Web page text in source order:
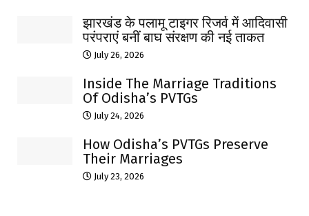
झारखंड के पलामू टाइगर रिजर्व में आदिवासी
परंपराएं बनीं बाघ संरक्षण की नई ताकत
July 26, 2026
Inside The Marriage Traditions
Of Odisha’s PVTGs
July 24, 2026
How Odisha’s PVTGs Preserve
Their Marriages
July 23, 2026